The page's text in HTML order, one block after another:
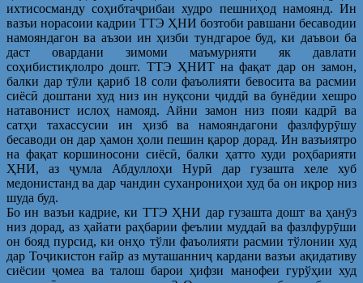
ихтисосманду соҳибтаҷрибаи худро пешниҳод намоянд. Ин
вазъи норасоии кадрии ТТЭ ҲНИ бозтоби равшани бесаводии
намояндагон ва аъзои ин ҳизби тундгарое буд, ки даъвои ба
даст овардани зимоми маъмурияти як давлати
соҳибистиқлолро дошт. ТТЭ ҲНИТ на фақат дар он замон,
балки дар тӯли қариб 18 соли фаъолияти бевосита ва расмии
сиёсӣ доштани худ низ ин нуқсони ҷиддӣ ва бунёдии хешро
натавонист ислоҳ намояд. Айни замон низ пояи кадрӣ ва
сатҳи тахассусии ин ҳизб ва намояндагони фазлфурӯшу
бесаводи он дар ҳамон ҳоли пешин қарор дорад. Ин вазъиятро
на фақат коршиносони сиёсӣ, балки ҳатто худи роҳбарияти
ҲНИ, аз ҷумла Абдуллоҳи Нурӣ дар гузашта хеле хуб
медонистанд ва дар чандин суханрониҳои худ ба он иқрор низ
шуда буд.
Бо ин вазъи кадрие, ки ТТЭ ҲНИ дар гузашта дошт ва ҳанӯз
низ дорад, аз ҳайати раҳбарии феълии муддаӣ ва фазлфурӯши
он бояд пурсид, ки онҳо тўли фаъолияти расмии тўлонии худ
дар Тоҷикистон ғайр аз муташанниҷ кардани вазъи ақидативу
сиёсии ҷомеа ва талош барои ҳифзи манофеи гурўҳии худ